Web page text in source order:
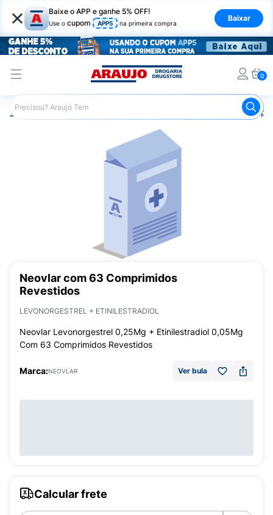
× Baixe o APP e ganhe 5% OFF!
Use o cupom APP5 na primeira compra
Baixar
0
Araujo Medicamentos
Neovlar com 63 Comprimidos
Revestidos
LEVONORGESTREL + ETINILESTRADIOL
Neovlar Levonorgestrel 0,25Mg + Etinilestradiol 0,05Mg
Com 63 Comprimidos Revestidos
Marca:NEOVLAR Ver bula
Calcular frete